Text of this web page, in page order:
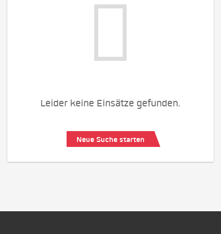
Leider keine Einsätze gefunden.
Neue Suche starten